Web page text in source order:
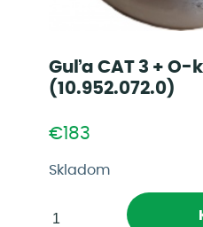
Guľa CAT 3 + O-
(10.952.072.0)
€183
Skladom